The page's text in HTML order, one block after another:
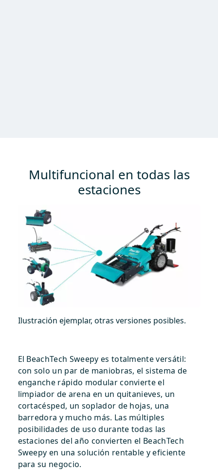
Multifuncional en todas las
estaciones
Ilustración ejemplar, otras versiones posibles.
El BeachTech Sweepy es totalmente versátil:
con solo un par de maniobras, el sistema de
enganche rápido modular convierte el
limpiador de arena en un quitanieves, un
cortacésped, un soplador de hojas, una
barredora y mucho más. Las múltiples
posibilidades de uso durante todas las
estaciones del año convierten el BeachTech
Sweepy en una solución rentable y eficiente
para su negocio.